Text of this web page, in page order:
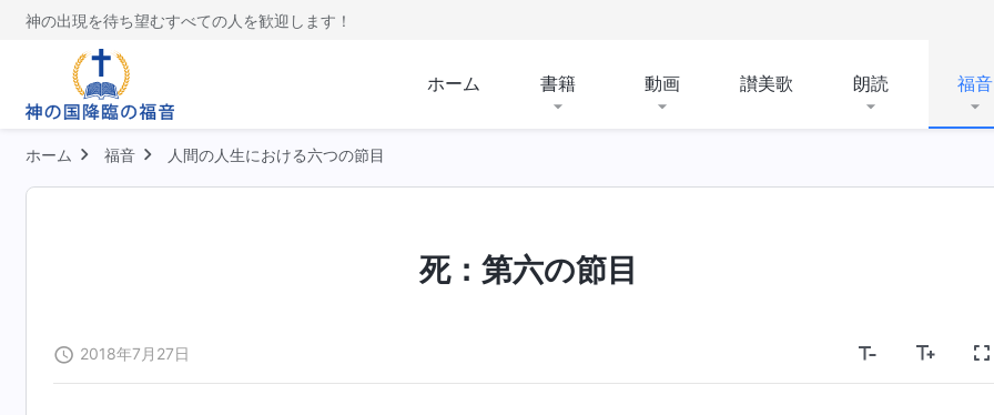
神の出現を待ち望むすべての人を歓迎します！
ホーム 書籍 動画 讃美歌 朗読 福音
ホーム 福音 人間の人生における六つの節目
死：第六の節目
2018年7月27日